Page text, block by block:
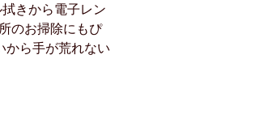
きから電子レン
のお掃除にもぴ
から手が荒れない